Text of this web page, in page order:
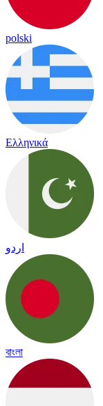
polski
Ελληνικά
اردو
বাংলা